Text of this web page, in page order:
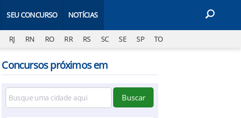
SEU CONCURSO NOTÍCIAS
RJ RN RO RR RS SC SE SP TO
Concursos próximos em
Buscar